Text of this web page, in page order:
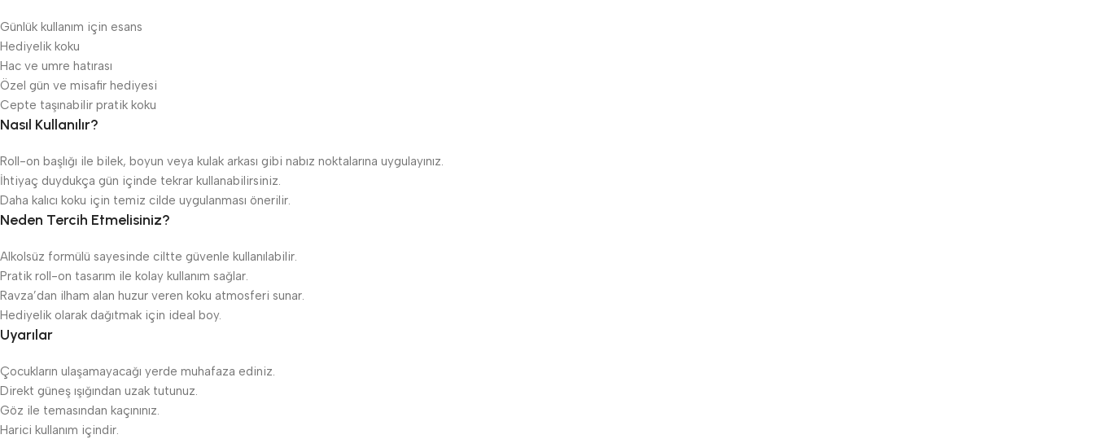
Günlük kullanım için esans
Hediyelik koku
Hac ve umre hatırası
Özel gün ve misafir hediyesi
Cepte taşınabilir pratik koku
Nasıl Kullanılır?
Roll-on başlığı ile bilek, boyun veya kulak arkası gibi nabız noktalarına uygulayınız.
İhtiyaç duydukça gün içinde tekrar kullanabilirsiniz.
Daha kalıcı koku için temiz cilde uygulanması önerilir.
Neden Tercih Etmelisiniz?
Alkolsüz formülü sayesinde ciltte güvenle kullanılabilir.
Pratik roll-on tasarım ile kolay kullanım sağlar.
Ravza’dan ilham alan huzur veren koku atmosferi sunar.
Hediyelik olarak dağıtmak için ideal boy.
Uyarılar
Çocukların ulaşamayacağı yerde muhafaza ediniz.
Direkt güneş ışığından uzak tutunuz.
Göz ile temasından kaçınınız.
Harici kullanım içindir.